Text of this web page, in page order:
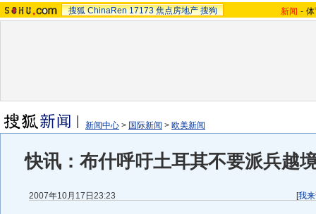
搜狐 ChinaRen 17173 焦点房地产 搜狗 新闻 -
新闻中心 > 国际新闻 > 欧美新闻
快讯：布什呼吁土耳其不要派兵越
2007年10月17日23:23 [我